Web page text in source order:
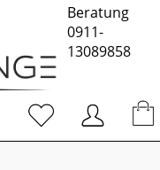
Beratung
0911-
13089858